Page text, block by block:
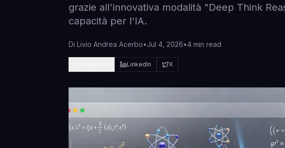
grazie all'innovativa modalità "Deep Think
capacità per l'IA.
Di Livio Andrea Acerbo•Jul 4, 2026•4 min read
LinkedIn X